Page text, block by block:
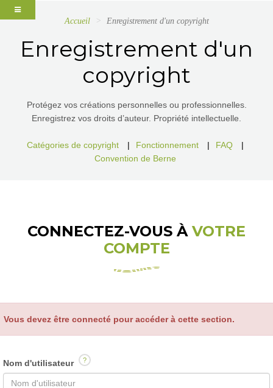
Accueil Enregistrement d'un copyright
Enregistrement d'un
copyright
Protégez vos créations personnelles ou professionnelles.
Enregistrez vos droits d’auteur. Propriété intellectuelle.
Catégories de copyright | Fonctionnement | FAQ
|
Convention de Berne
CONNECTEZ-VOUS À VOTRE
COMPTE
Vous devez être connecté pour accéder à cette section.
Nom d'utilisateur ?